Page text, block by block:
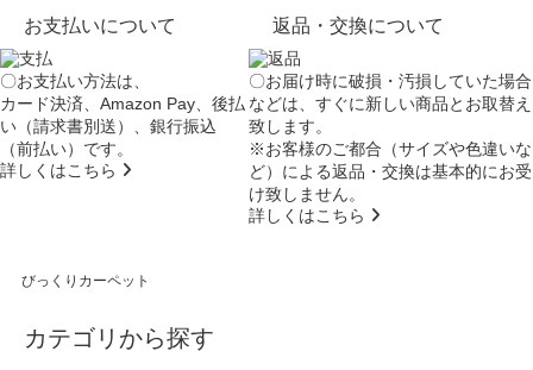
お支払いについて
〇お支払い方法は、
カード決済、Amazon Pay、後払
い（請求書別送）、銀行振込
（前払い）です。
詳しくはこちら
返品・交換について
〇お届け時に破損・汚損していた場合
などは、すぐに新しい商品とお取替え
致します。
※お客様のご都合（サイズや色違いな
ど）による返品・交換は基本的にお受
け致しません。
詳しくはこちら
びっくりカーペット
カテゴリから探す